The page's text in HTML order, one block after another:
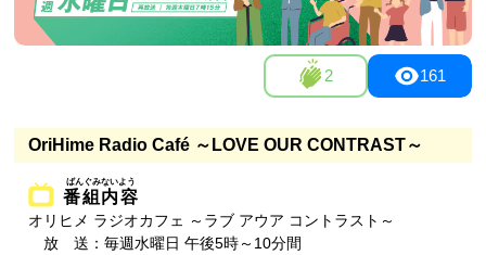
2 161
OriHime Radio Café ～LOVE OUR CONTRAST～
番組内容
オリヒメ ラジオカフェ ～ラブ アウア コントラスト～
放 送：毎週水曜日 午後5時～10分間